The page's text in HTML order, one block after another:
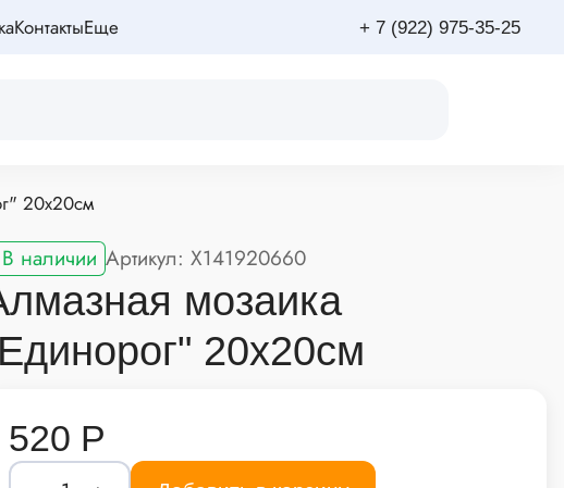
КонтактыЕще + 7 (922) 975-35-25
20х20см
В наличии Артикул: X141920660
мозаика
20х20см
520 Р